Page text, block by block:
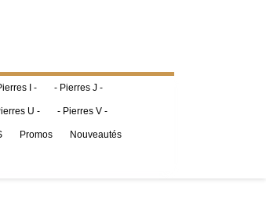
I - - Pierres J -
U - - Pierres V -
Promos Nouveautés